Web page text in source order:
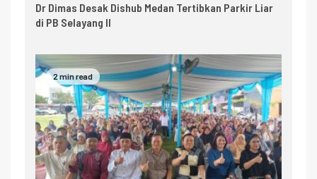
Dr Dimas Desak Dishub Medan Tertibkan Parkir Liar
di PB Selayang II
2 min read